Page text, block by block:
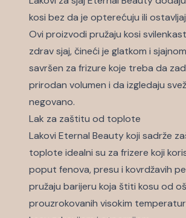
kosi bez da je opterećuju ili
Ovi proizvodi pružaju kosi
zdrav sjaj, čineći je glatkom i
savršen za frizure koje treba da
prirodan volumen i da izgledaju
negovano.
Lak za zaštitu od toplote
Lakovi Eternal Beauty koji sadrže
toplote idealni su za frizere koji
poput fenova, presu i kovrdžavih
pružaju barijeru koja štiti kosu od
prouzrokovanih visokim